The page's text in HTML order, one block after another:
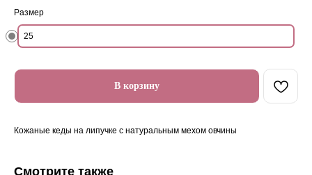
Размер
25
В корзину
Кожаные кеды на липучке с натуральным мехом овчины
Смотрите также